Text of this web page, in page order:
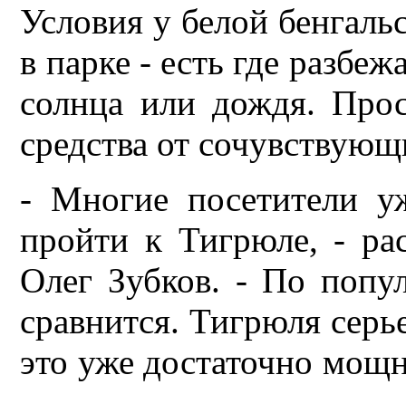
Условия у белой
в парке - есть где
солнца или дождя.
средства от
- Многие посетители
пройти к Тигрюле, -
Олег Зубков. - По
сравнится. Тигрюля
это уже достаточно